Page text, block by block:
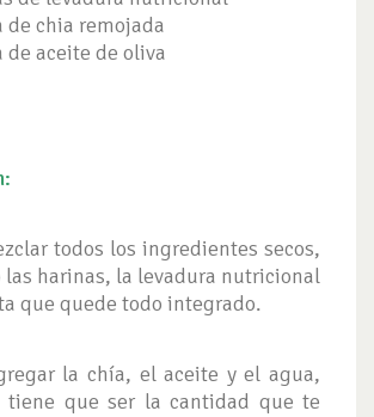
de chia remojada
de aceite de oliva
todos los ingredientes secos,
las harinas, la levadura nutricional
que quede todo integrado.
la chía, el aceite y el agua,
que ser la cantidad que te